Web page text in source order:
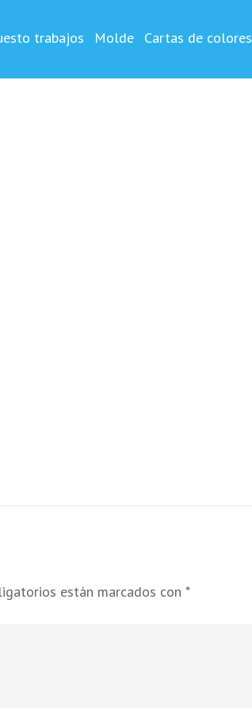
trabajos Molde Cartas de colores
están marcados con *